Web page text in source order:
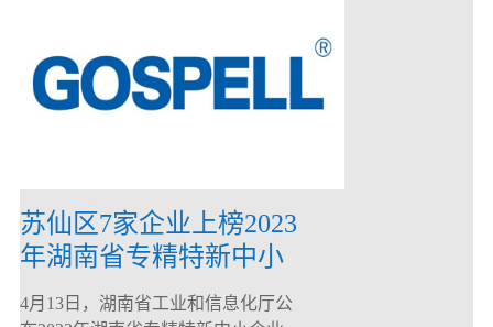
苏仙区7家企业上榜2023
年湖南省专精特新中小
企业
4月13日，湖南省工业和信息化厅公